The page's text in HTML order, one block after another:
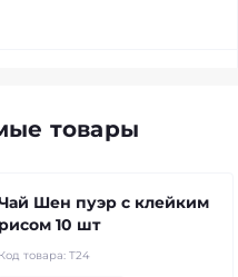
товары
Шен пуэр с клейким
рисом 10 шт
Код товара: T24